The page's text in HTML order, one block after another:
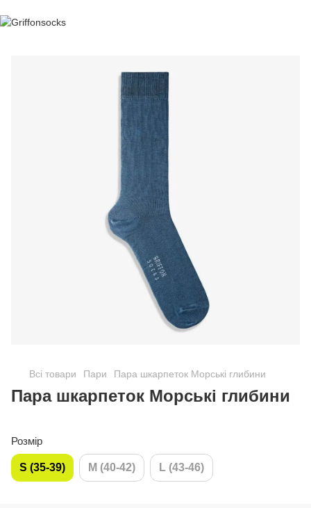
Всі товари Пари Пара шкарпеток Морські глибини
Пара шкарпеток Морські глибини
Розмір
S (35-39) M (40-42) L (43-46)